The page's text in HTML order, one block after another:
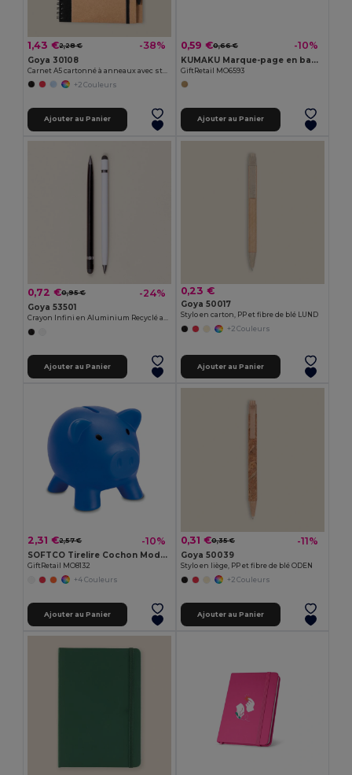
1,43 €2,28 € -38%
Goya 30108
+2 Couleurs
Ajouter au Panier
0,59 €0,66 € -10%
KUMAKU Marque-page en bambou
GiftRetail MO6593
Ajouter au Panier
0,72 €0,95 € -24%
Goya 53501
Crayon Infini en Aluminium Recyclé avec Gomme MILELE
Ajouter au Panier
0,23 €
Goya 50017
Stylo en carton, PP et fibre de blé LUND
+2 Couleurs
Ajouter au Panier
2,31 €2,57 € -10%
SOFTCO Tirelire Cochon Moderne en PVC avec Bouchon ABS
GiftRetail MO8132
+4 Couleurs
Ajouter au Panier
0,31 €0,35 € -11%
Goya 50039
Stylo en liège, PP et fibre de blé ODEN
+2 Couleurs
Ajouter au Panier